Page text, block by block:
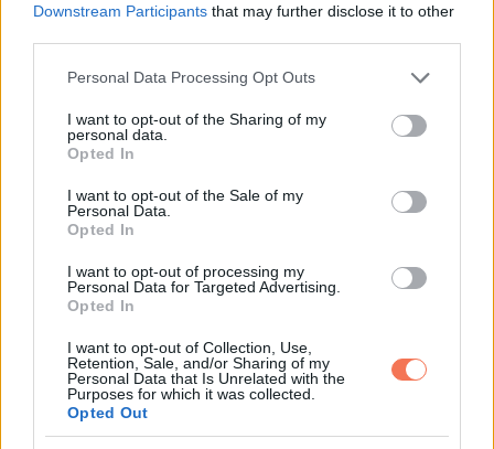
Downstream Participants that may further disclose it to other
Please note that this website/app uses one or more Google
not limited to your visit or usage behaviour. You may click to
grant or deny consent to Google and its third-party tags to
use your data for below specified purposes in below Google
consent section.
Personal Data Processing Opt Outs
I want to opt-out of the Sharing of my
personal data.
Opted In
I want to opt-out of the Sale of my
Personal Data.
Opted In
I want to opt-out of processing my
Personal Data for Targeted Advertising.
Opted In
I want to opt-out of Collection, Use,
Retention, Sale, and/or Sharing of my
Personal Data that Is Unrelated with the
Purposes for which it was collected.
Opted Out
25 fogyatékkal élő ember oszthatta meg történetét a
fogyatékkal élésről, és arról, hogy mennyire fontos
számukra, hogy a divatipar is lássa és elismerje őket.